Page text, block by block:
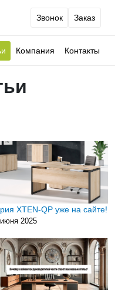
Звонок Заказ
Компания Контакты
XTEN-QP уже на сайте!
2025